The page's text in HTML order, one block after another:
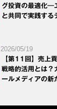
グ投資の最適化
と共同で実践す
2026/05/19
【第11回】売上
戦略的活用とは？
ールメディアの新